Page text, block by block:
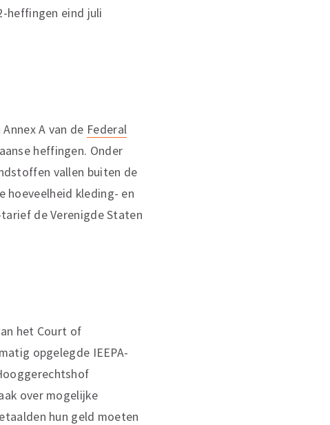
heffingen eind juli
A van de Federal
heffingen. Onder
vallen buiten de
hoeveelheid kleding- en
de Verenigde Staten
het Court of
opgelegde IEEPA-
over mogelijke
hun geld moeten